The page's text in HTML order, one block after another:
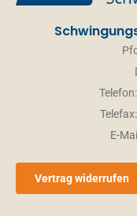
E-
Vertrag widerrufen